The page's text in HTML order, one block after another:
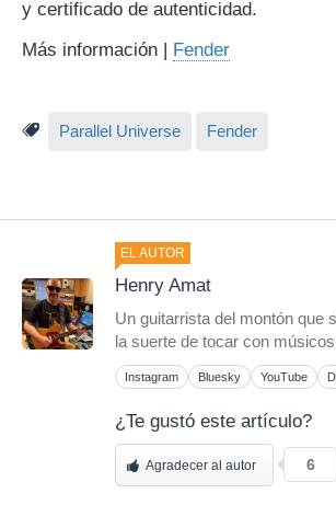
y certificado de autenticidad.
Más información |
Fender
Parallel Universe Fender
EL AUTOR
Henry Amat
Un guitarrista del montón que
la suerte de tocar con
Instagram Bluesky YouTube
¿Te gustó este artículo?
Agradecer al autor 6